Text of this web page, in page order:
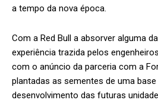
a tempo da nova época.
Com a Red Bull a absorver alguma
experiência trazida pelos
com o anúncio da parceria com a
plantadas as sementes de uma
desenvolvimento das futuras